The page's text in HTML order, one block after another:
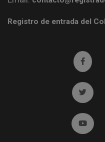
Registro de entrada del
Ir a
Ir a
Ir a